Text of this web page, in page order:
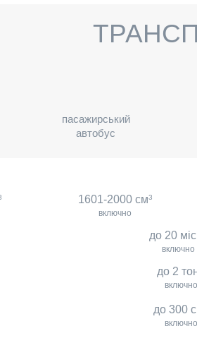
пасажирський
автобус
1601-2000 см3
включно
до 20
включно
до 2
включно
до 300
включно